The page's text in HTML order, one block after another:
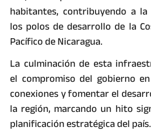
habitantes, contribuyendo a
los polos de desarrollo de la
Pacífico de Nicaragua.
La culminación de esta
el compromiso del gobierno
conexiones y fomentar el
la región, marcando un hito
planificación estratégica del país.